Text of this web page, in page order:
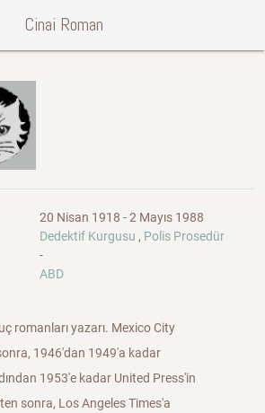
Cinai Roman
20 Nisan 1918 - 2 Mayıs 1988
Dedektif Kurgusu , Polis Prosedür
-
ABD
romanları yazarı. Mexico City
1946'dan 1949'a kadar
1953'e kadar United Press'in
sonra, Los Angeles Times'a